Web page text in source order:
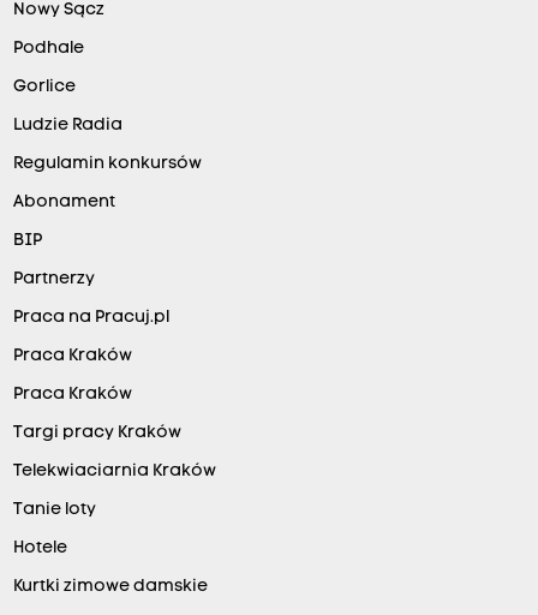
Nowy Sącz
Podhale
Gorlice
Ludzie Radia
Regulamin konkursów
Abonament
BIP
Partnerzy
Praca na Pracuj.pl
Praca Kraków
Praca Kraków
Targi pracy Kraków
Telekwiaciarnia Kraków
Tanie loty
Hotele
Kurtki zimowe damskie